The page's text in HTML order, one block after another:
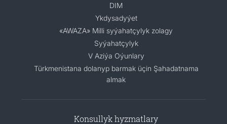
DIM
Ykdysadyýet
«AWAZA» Milli syýahatçylyk zolagy
Syýahatçylyk
V Aziýa Oýunlary
Türkmenistana dolanyp barmak üçin Şahadatnama
almak
Konsullyk hyzmatlary